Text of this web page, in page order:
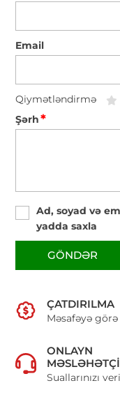
Email
Qiymətləndirmə
Şərh*
Ad, soyad və
yadda saxla
GÖNDƏR
ÇATDIRILMA
Məsafəyə görə
ONLAYN
MƏSLƏHƏTÇI
Suallarınızı